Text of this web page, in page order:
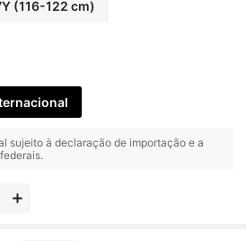
(116-122 cm)
sujeito à declaração de importação e a